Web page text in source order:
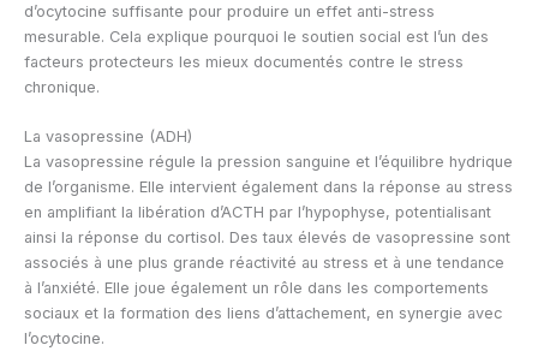
d’ocytocine suffisante pour produire un effet anti-stress
mesurable. Cela explique pourquoi le soutien social est l’un des
facteurs protecteurs les mieux documentés contre le stress
chronique.
La vasopressine (ADH)
La vasopressine régule la pression sanguine et l’équilibre hydrique
de l’organisme. Elle intervient également dans la réponse au stress
en amplifiant la libération d’ACTH par l’hypophyse, potentialisant
ainsi la réponse du cortisol. Des taux élevés de vasopressine sont
associés à une plus grande réactivité au stress et à une tendance
à l’anxiété. Elle joue également un rôle dans les comportements
sociaux et la formation des liens d’attachement, en synergie avec
l’ocytocine.